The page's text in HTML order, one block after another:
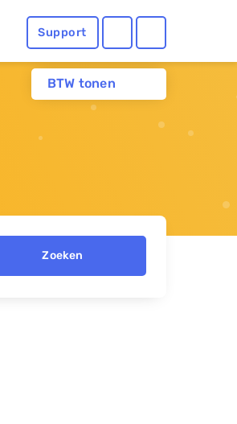
Support
BTW tonen
Zoeken